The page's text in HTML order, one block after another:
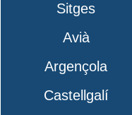
Sitges
Avià
Argençola
Castellgalí